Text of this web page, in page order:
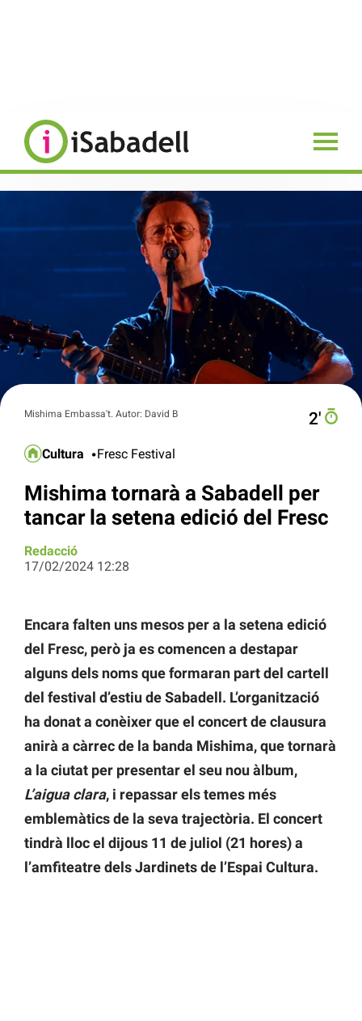
Mishima Embassa't. Autor: David B 2′
Cultura Fresc Festival
Mishima tornarà a Sabadell per
tancar la setena edició del Fresc
Redacció
17/02/2024 12:28
Encara falten uns mesos per a la setena edició
del Fresc, però ja es comencen a destapar
alguns dels noms que formaran part del cartell
del festival d’estiu de Sabadell. L’organització
ha donat a conèixer que el concert de clausura
anirà a càrrec de la banda Mishima, que tornarà
a la ciutat per presentar el seu nou àlbum,
L’aigua clara, i repassar els temes més
emblemàtics de la seva trajectòria. El concert
tindrà lloc el dijous 11 de juliol (21 hores) a
l’amfiteatre dels Jardinets de l’Espai Cultura.